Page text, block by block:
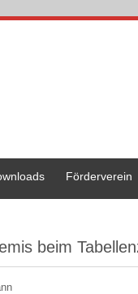
Förderverein
beim